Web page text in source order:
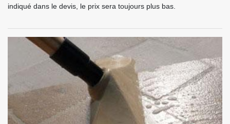
indiqué dans le devis, le prix sera toujours plus bas.